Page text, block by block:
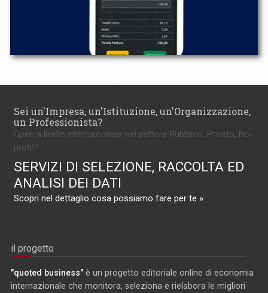
Sei un'Impresa, un'Istituzione, un'Organizzazione,
un Professionista?
Operi a livello internazionale nel settore Pubblico, Privato, No-
profit?
SERVIZI DI SELEZIONE, RACCOLTA ED
ANALISI DEI DATI
Scopri nel dettaglio cosa possiamo fare per te »
il progetto
"quoted business" è un progetto editoriale online di economia
internazionale che monitora, seleziona e rielabora le migliori